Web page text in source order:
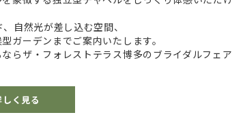
自然光が差し込む空間、
ガーデンまでご案内いたします。
らザ・フォレストテラス博多のブライダルフェア
く見る